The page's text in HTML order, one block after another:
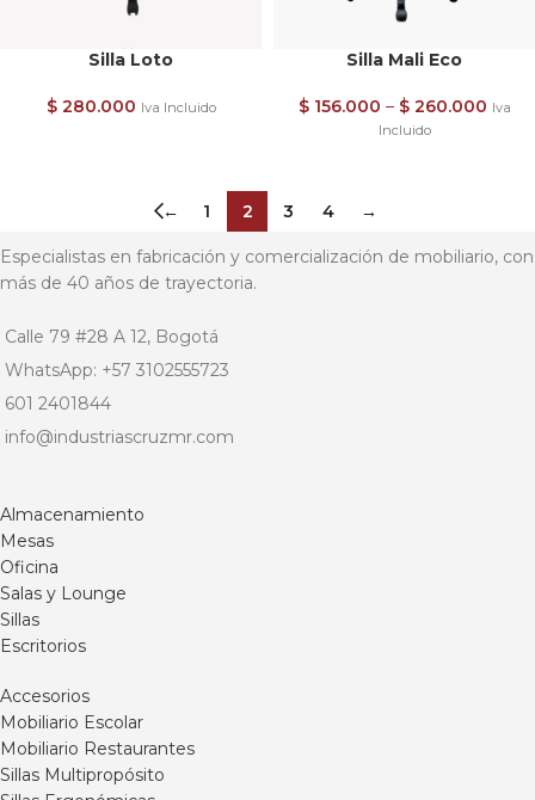
Silla Loto
$280.000 Iva Incluido
Silla Mali Eco
$156.000 – $260.000 Iva
Incluido
← 1 2 3 4 →
Especialistas en fabricación y comercialización de mobiliario, con
más de 40 años de trayectoria.
Calle 79 #28 A 12, Bogotá
WhatsApp: +57 3102555723
601 2401844
info@industriascruzmr.com
Almacenamiento
Mesas
Oficina
Salas y Lounge
Sillas
Escritorios
Accesorios
Mobiliario Escolar
Mobiliario Restaurantes
Sillas Multipropósito